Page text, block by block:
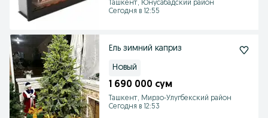
Ташкент, Юнусабадский район
Сегодня в 12:55
Ель зимний каприз
Новый
1 690 000 сум
Ташкент, Мирзо-Улугбекский район
Сегодня в 12:53